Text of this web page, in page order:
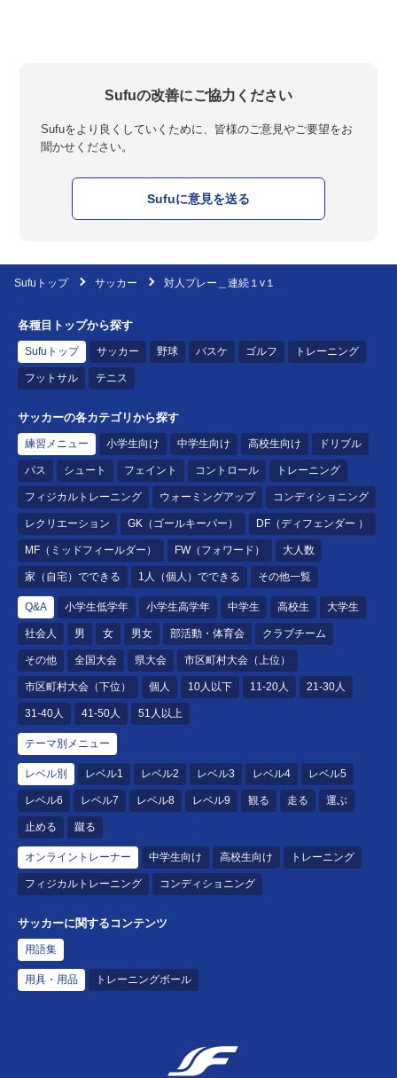
Sufuの改善にご協力ください
Sufuをより良くしていくために、皆様のご意見やご要望をお
聞かせください。
Sufuに意見を送る
Sufuトップ サッカー 対人プレー＿連続１v１
各種目トップから探す
Sufuトップ サッカー 野球 バスケ ゴルフ トレーニング
フットサル テニス
サッカーの各カテゴリから探す
練習メニュー 小学生向け 中学生向け 高校生向け ドリブル
パス シュート フェイント コントロール トレーニング
フィジカルトレーニング ウォーミングアップ コンディショニング
レクリエーション GK（ゴールキーパー） DF（ディフェンダー ）
MF（ミッドフィールダー） FW（フォワード） 大人数
家（自宅）でできる 1人（個人）でできる その他一覧
Q&A 小学生低学年 小学生高学年 中学生 高校生 大学生
社会人 男 女 男女 部活動・体育会 クラブチーム
その他 全国大会 県大会 市区町村大会（上位）
市区町村大会（下位） 個人 10人以下 11-20人 21-30人
31-40人 41-50人 51人以上
テーマ別メニュー
レベル別 レベル1 レベル2 レベル3 レベル4 レベル5
レベル6 レベル7 レベル8 レベル9 観る 走る 運ぶ
止める 蹴る
オンライントレーナー 中学生向け 高校生向け トレーニング
フィジカルトレーニング コンディショニング
サッカーに関するコンテンツ
用語集
用具・用品 トレーニングボール